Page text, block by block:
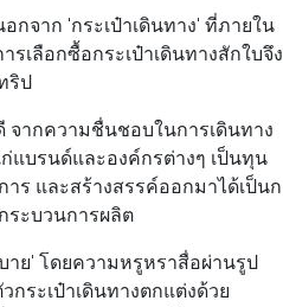
จาก 'กระเป๋าเดินทาง' ที่ภายใน
เลือกซื้อกระเป๋าเดินทางสักใบจึง
ริป
จากความชื่นชอบในการเดินทาง
แบรนด์และองค์กรต่างๆ เป็นทุน
ร และสร้างสรรค์ออกมาได้เป็นก
ระบวนการผลิต
าย' โดยความหรูหราสื่อผ่านรูป
ระเป๋าเดินทางตกแต่งด้วย